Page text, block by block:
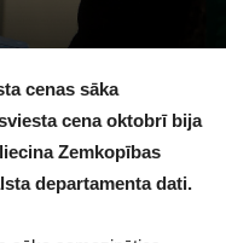
cenas sāka
cena oktobrī bija
Zemkopības
departamenta dati.